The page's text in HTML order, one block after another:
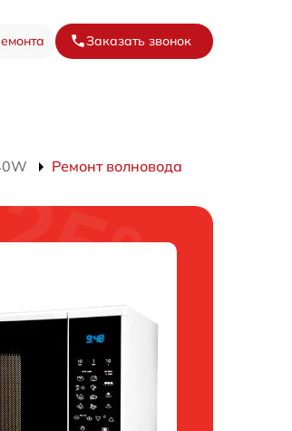
Заказать звонок
Ремонт волновода